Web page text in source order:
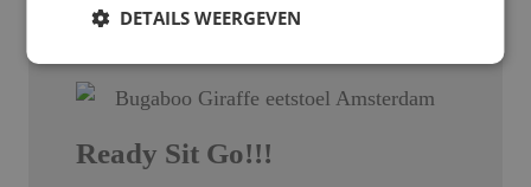
Ready Sit Go!!!
DETAILS WEERGEVEN